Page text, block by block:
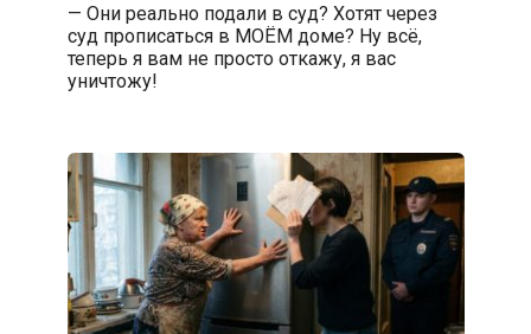
— Они реально подали в суд? Хотят через
суд прописаться в МОЁМ доме? Ну всё,
теперь я вам не просто откажу, я вас
уничтожу!